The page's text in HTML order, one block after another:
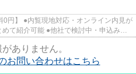
0円】 ●内覧現地対応・オンライン内見が
て紹介可能 ●他社で検討中・申込み済
ありません。
お問い合わせはこちら